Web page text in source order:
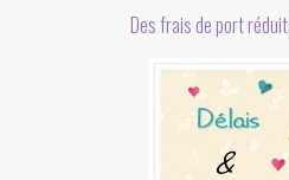
Des frais de port